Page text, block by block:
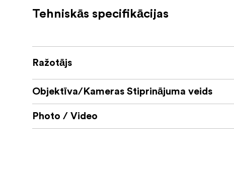
Tehniskās specifikācijas
Ražotājs
Objektīva/Kameras Stiprinājuma veids
Photo / Video